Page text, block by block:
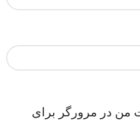
من در مرورگر برای